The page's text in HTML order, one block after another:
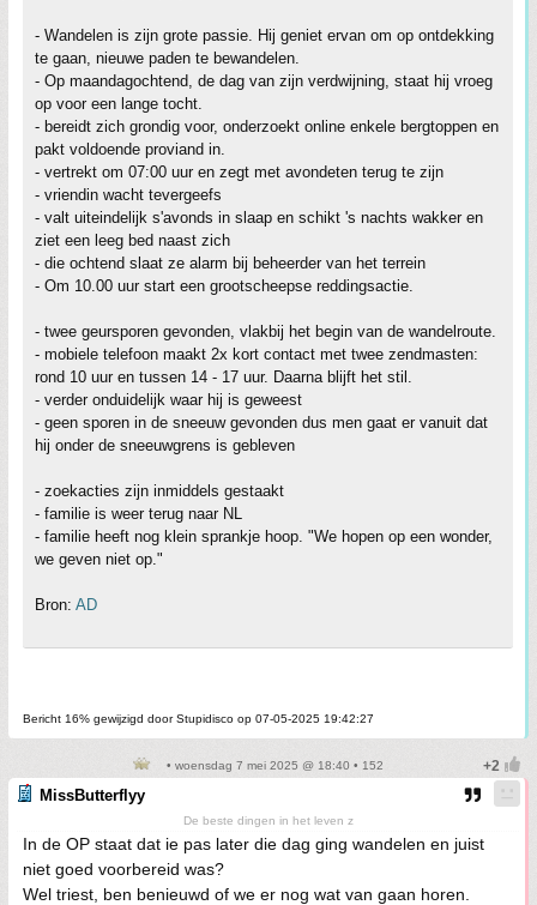
- Wandelen is zijn grote passie. Hij geniet ervan om op ontdekking
te gaan, nieuwe paden te bewandelen.
- Op maandagochtend, de dag van zijn verdwijning, staat hij vroeg
op voor een lange tocht.
- bereidt zich grondig voor, onderzoekt online enkele bergtoppen en
pakt voldoende proviand in.
- vertrekt om 07:00 uur en zegt met avondeten terug te zijn
- vriendin wacht tevergeefs
- valt uiteindelijk s'avonds in slaap en schikt 's nachts wakker en
ziet een leeg bed naast zich
- die ochtend slaat ze alarm bij beheerder van het terrein
- Om 10.00 uur start een grootscheepse reddingsactie.
- twee geursporen gevonden, vlakbij het begin van de wandelroute.
- mobiele telefoon maakt 2x kort contact met twee zendmasten:
rond 10 uur en tussen 14 - 17 uur. Daarna blijft het stil.
- verder onduidelijk waar hij is geweest
- geen sporen in de sneeuw gevonden dus men gaat er vanuit dat
hij onder de sneeuwgrens is gebleven
- zoekacties zijn inmiddels gestaakt
- familie is weer terug naar NL
- familie heeft nog klein sprankje hoop. "We hopen op een wonder,
we geven niet op."
Bron: AD
Bericht 16% gewijzigd door Stupidisco op 07-05-2025 19:42:27
• woensdag 7 mei 2025 @ 18:40 • 152
MissButterflyy
De beste dingen in het leven z
In de OP staat dat ie pas later die dag ging wandelen en juist
niet goed voorbereid was?
Wel triest, ben benieuwd of we er nog wat van gaan horen.